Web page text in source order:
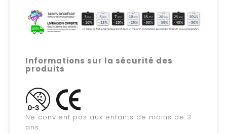
Informations sur la sécurité des
produits
Ne convient pas aux enfants de moins de 3
ans.